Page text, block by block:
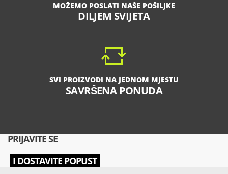
MOŽEMO POSLATI NAŠE POŠILJKE
DILJEM SVIJETA
SVI PROIZVODI NA JEDNOM MJESTU
SAVRŠENA PONUDA
PRIJAVITE SE
I DOSTAVITE POPUST